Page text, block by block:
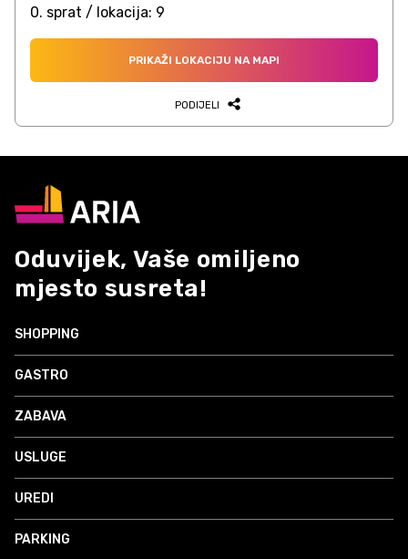
0. sprat / lokacija: 9
PRIKAŽI LOKACIJU NA MAPI
PODIJELI
Oduvijek, Vaše omiljeno
mjesto susreta!
SHOPPING
GASTRO
ZABAVA
USLUGE
UREDI
PARKING